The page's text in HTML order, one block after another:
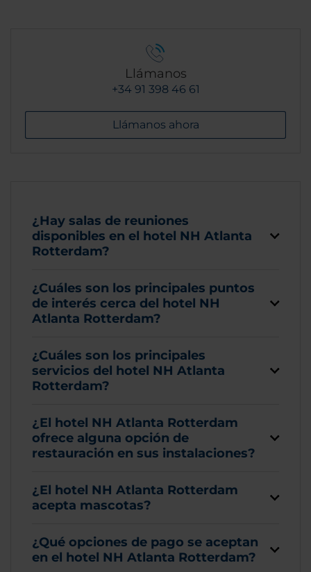
Llámanos
+34 91 398 46 61
Llámanos ahora
¿Hay salas de reuniones
disponibles en el hotel NH Atlanta
Rotterdam?
¿Cuáles son los principales puntos
de interés cerca del hotel NH
Atlanta Rotterdam?
¿Cuáles son los principales
servicios del hotel NH Atlanta
Rotterdam?
¿El hotel NH Atlanta Rotterdam
ofrece alguna opción de
restauración en sus instalaciones?
¿El hotel NH Atlanta Rotterdam
acepta mascotas?
¿Qué opciones de pago se aceptan
en el hotel NH Atlanta Rotterdam?